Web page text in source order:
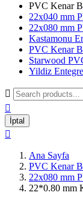
PVC Kenar
22x040 mm
22x080 mm
Kastamonu
PVC Kenar
Starwood
Yildiz


İptal

Ana Sayfa
PVC Kenar
22x080 mm
22*0.80 mm